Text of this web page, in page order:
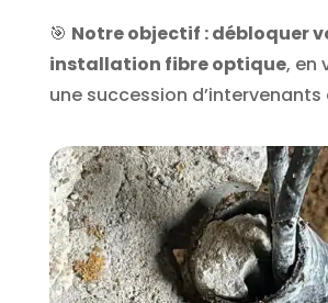
🎯 Notre objectif : débloquer
installation fibre optique, en
une succession d’intervenants